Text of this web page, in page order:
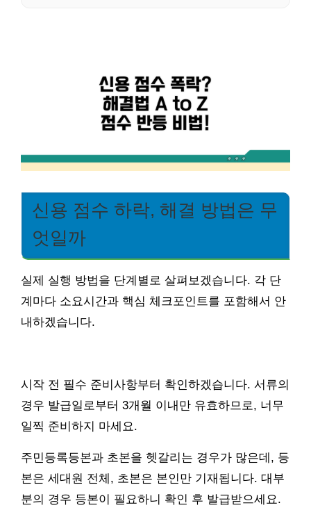
신용 점수 하락, 해결 방법은 무
엇일까
실제 실행 방법을 단계별로 살펴보겠습니다. 각 단
계마다 소요시간과 핵심 체크포인트를 포함해서 안
내하겠습니다.
시작 전 필수 준비사항부터 확인하겠습니다. 서류의
경우 발급일로부터 3개월 이내만 유효하므로, 너무
일찍 준비하지 마세요.
주민등록등본과 초본을 헷갈리는 경우가 많은데, 등
본은 세대원 전체, 초본은 본인만 기재됩니다. 대부
분의 경우 등본이 필요하니 확인 후 발급받으세요.